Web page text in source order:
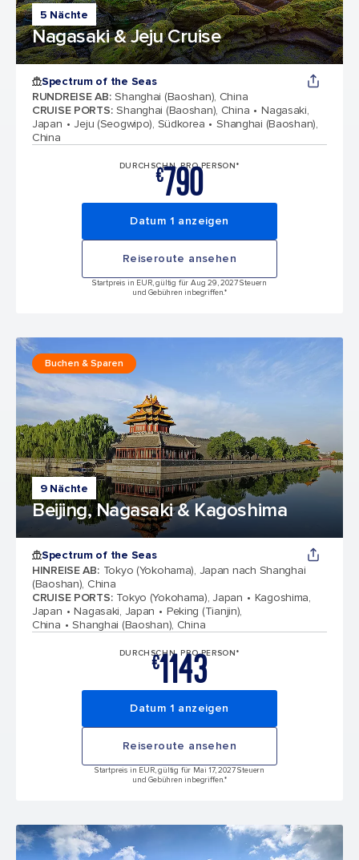
5 Nächte
Nagasaki & Jeju Cruise
Spectrum of the Seas
RUNDREISE AB: Shanghai (Baoshan), China
CRUISE PORTS: Shanghai (Baoshan), China
Nagasaki,
Japan
Jeju (Seogwipo), Südkorea
Shanghai (Baoshan),
China
DURCHSCHN. PRO PERSON*
€790
Datum 1 anzeigen
Reiseroute ansehen
Startpreis in EUR, gültig für Aug 29, 2027 Steuern
und Gebühren inbegriffen.*
9 Nächte
Beijing, Nagasaki & Kagoshima
Buchen & Sparen
Spectrum of the Seas
HINREISE AB: Tokyo (Yokohama), Japan nach Shanghai
(Baoshan), China
CRUISE PORTS: Tokyo (Yokohama), Japan
Kagoshima,
Japan
Nagasaki, Japan
Peking (Tianjin),
China
Shanghai (Baoshan), China
DURCHSCHN. PRO PERSON*
€1143
Datum 1 anzeigen
Reiseroute ansehen
Startpreis in EUR, gültig für Mai 17, 2027 Steuern
und Gebühren inbegriffen.*